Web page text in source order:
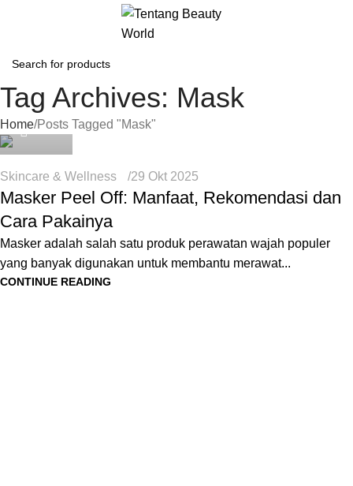
Tag Archives: Mask
Home Posts Tagged "Mask"
Icha
Skincare & Wellness 29 Okt 2025
Masker Peel Off: Manfaat, Rekomendasi dan
Cara Pakainya
Masker adalah salah satu produk perawatan wajah populer
yang banyak digunakan untuk membantu merawat...
CONTINUE READING